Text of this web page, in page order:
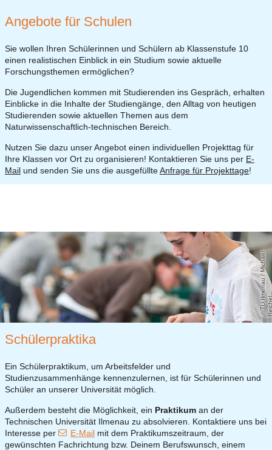
Angebote für Schulen
Sie wollen Ihren Schülerinnen und Schülern ab Klassenstufe 10
einen realistischen Einblick in ein Studium sowie aktuelle
Forschungsthemen ermöglichen?
Die Jugendlichen kommen mit Studierenden ins Gespräch, erhalten
Einblicke in die Inhalte der Studiengänge, den Alltag von heutigen
Studierenden sowie aktuellen Themen aus dem
Naturwissenschaftlich-technischen Bereich.
Nutzen Sie dazu unser Angebot einen individuellen Projekttag für
Ihre Klassen vor Ort zu organisieren! Kontaktieren Sie uns per E-
Mail und senden Sie uns die ausgefüllteAnfrage für Projekttage!
Schülerpraktika
Ein Schülerpraktikum, um Arbeitsfelder und
Studienzusammenhänge kennenzulernen, ist für Schülerinnen und
Schüler an unserer Universität möglich.
Außerdem besteht die Möglichkeit, ein Praktikum an der
Technischen Universität Ilmenau zu absolvieren. Kontaktiere uns bei
Interesse per
E-Mail mit dem Praktikumszeitraum, der
gewünschten Fachrichtung bzw. Deinem Berufswunsch, einem
T
U
m
e
n
a
u
/
Mi
c
h
a
el
R
ei
c
h